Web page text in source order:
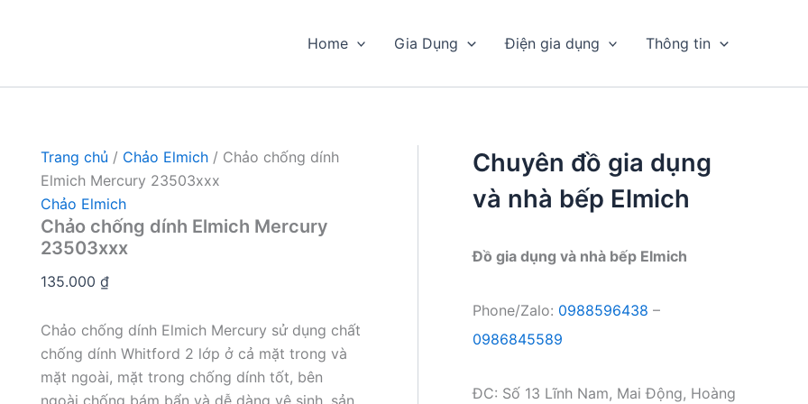
Home Gia Dụng Điện gia dụng Thông tin
Trang chủ / Chảo Elmich/ Chảo chống dính
Elmich Mercury 23503xxx
Chảo Elmich
Chảo chống dính Elmich Mercury
23503xxx
135.000 ₫
Chảo chống dính Elmich Mercury sử dụng chất
chống dính Whitford 2 lớp ở cả mặt trong và
mặt ngoài, mặt trong chống dính tốt, bên
ngoài chống bám bẩn và dễ dàng vệ sinh, sản
Chuyên đồ gia dụng
và nhà bếp Elmich
Đồ gia dụng và nhà bếp Elmich
Phone/Zalo: 0988596438 –
0986845589
ĐC: Số 13 Lĩnh Nam, Mai Động, Hoàng